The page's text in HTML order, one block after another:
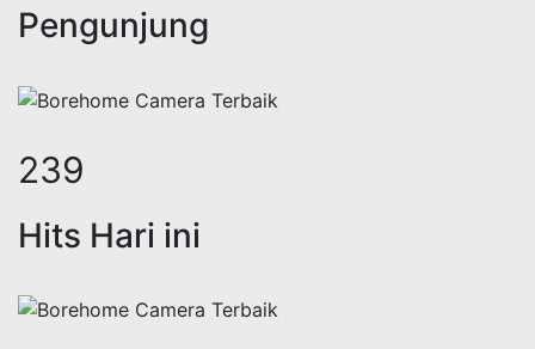
Pengunjung
293
Hits Hari ini